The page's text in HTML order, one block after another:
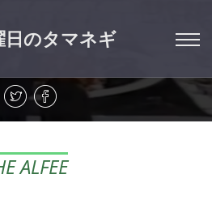
日のタマネギ
ALFEE